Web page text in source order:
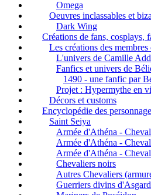
Omega
Oeuvres inclassables et
Dark Wing
Créations de fans, cosplays,
Les créations des
L'univers de Camille
Fanfics et univers de
1490 - une fanfic par
Projet : Hypermythe en
Décors et customs
Encyclopédie des
Saint Seiya
Armée d'Athéna -
Armée d'Athéna -
Armée d'Athéna -
Chevaliers noirs
Autres Chevaliers
Guerriers divins d'Asgard